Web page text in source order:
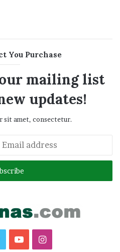
You Purchase
mailing list
updates!
sit amet, consectetur.
TwitterYouTubeInstagram